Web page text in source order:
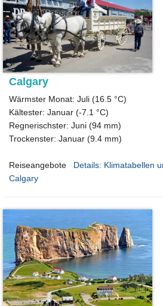
Calgary
Wärmster Monat: Juli (16.5 °C)
Kältester: Januar (-7.1 °C)
Regnerischster: Juni (94 mm)
Trockenster: Januar (9.4 mm)
Reiseangebote
Details: Klimatabellen
Calgary